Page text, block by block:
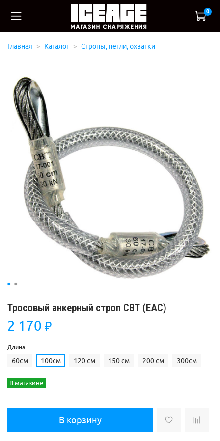
0
Главная Каталог Стропы, петли, охватки
Тросовый анкерный строп СВТ (ЕАС)
2 170 ₽
Длина
60см 100см 120 см 150 см 200 см 300см
В магазине
В корзину